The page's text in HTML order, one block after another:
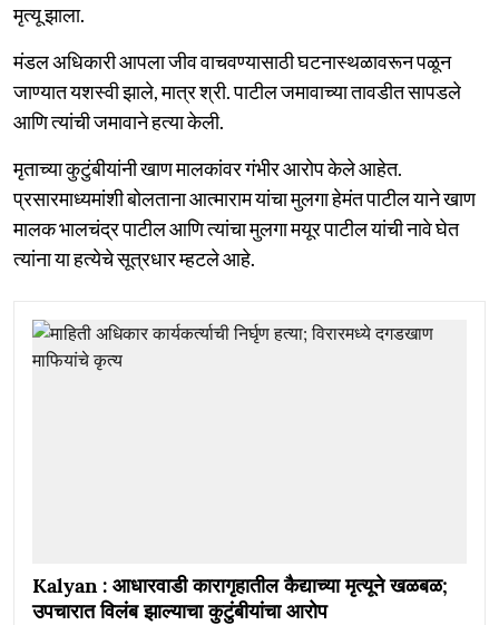
मृत्यू झाला.
मंडल अधिकारी आपला जीव वाचवण्यासाठी घटनास्थळावरून पळून
जाण्यात यशस्वी झाले, मात्र श्री. पाटील जमावाच्या तावडीत सापडले
आणि त्यांची जमावाने हत्या केली.
मृताच्या कुटुंबीयांनी खाण मालकांवर गंभीर आरोप केले आहेत.
प्रसारमाध्यमांशी बोलताना आत्माराम यांचा मुलगा हेमंत पाटील याने खाण
मालक भालचंद्र पाटील आणि त्यांचा मुलगा मयूर पाटील यांची नावे घेत
त्यांना या हत्येचे सूत्रधार म्हटले आहे.
Kalyan : आधारवाडी कारागृहातील कैद्याच्या मृत्यूने खळबळ;
उपचारात विलंब झाल्याचा कुटुंबीयांचा आरोप